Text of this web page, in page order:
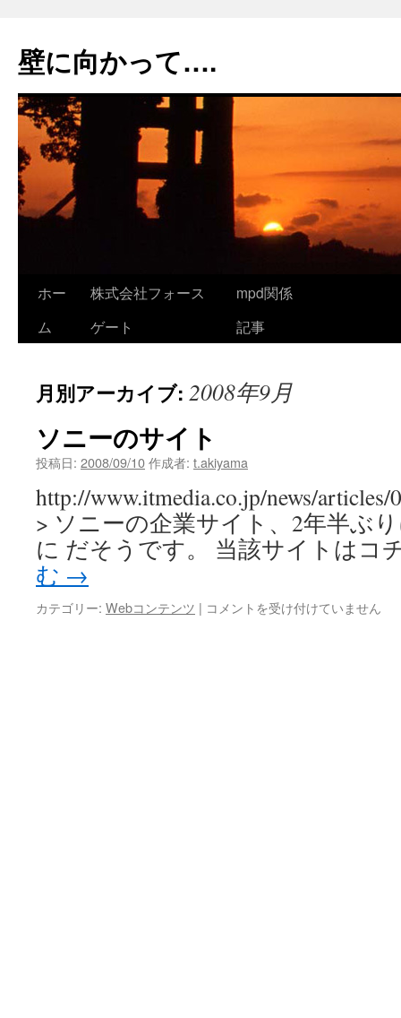
テ
ン
へ
ス
キ
ッ
プ
壁に向かって….
ホー
ム
株式会社フォース
ゲート
mpd関係
記事
月別アーカイブ: 2008年9月
ソニーのサイト
投稿日: 2008/09/10作成者: t.akiyama
http://www.itmedia.co.jp/news/articles/
> ソニーの企業サイト、2年半ぶ
に だそうです。 当該サイトはコ
む →
カテゴリー: Webコンテンツ | ソ
コメントを受け付けていません